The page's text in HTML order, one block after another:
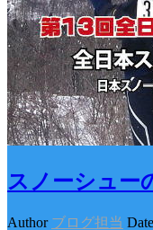
スノーシュー
Author ブログ担当 Date